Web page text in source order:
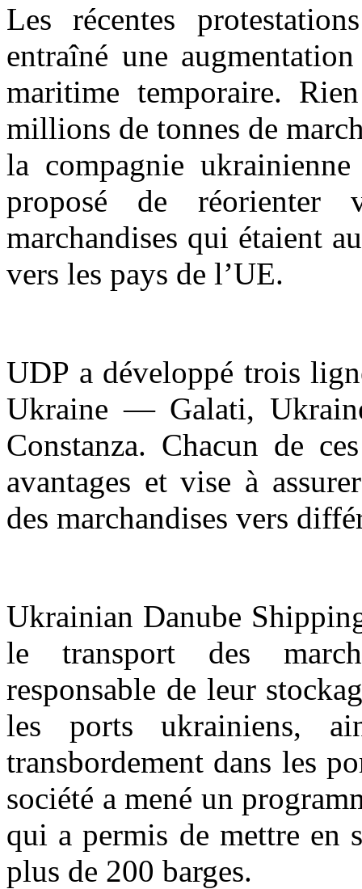
Les récentes
entraîné une
maritime temporaire.
millions de tonnes de
la compagnie
proposé de
marchandises qui étaient
vers les pays de l’UE.
UDP a développé trois
Ukraine — Galati,
Constanza. Chacun de
avantages et vise à
des marchandises vers
Ukrainian Danube
le transport des
responsable de leur
les ports ukrainiens,
transbordement dans les
société a mené un
qui a permis de mettre en
plus de 200 barges.